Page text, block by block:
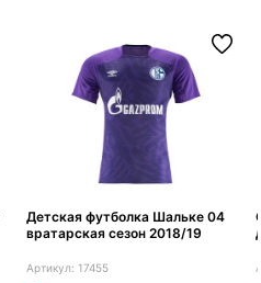
Детская футболка Шальке 04
вратарская сезон 2018/19
17455